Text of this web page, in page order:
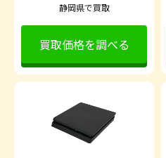
静岡県で買取
買取価格を調べる